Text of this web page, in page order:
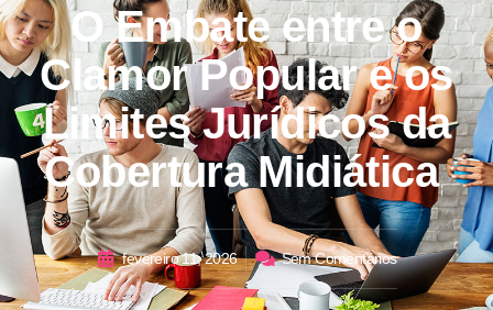
O Embate entre o
Clamor Popular e os
Limites Jurídicos da
Cobertura Midiática
fevereiro 11, 2026 Sem Comentários